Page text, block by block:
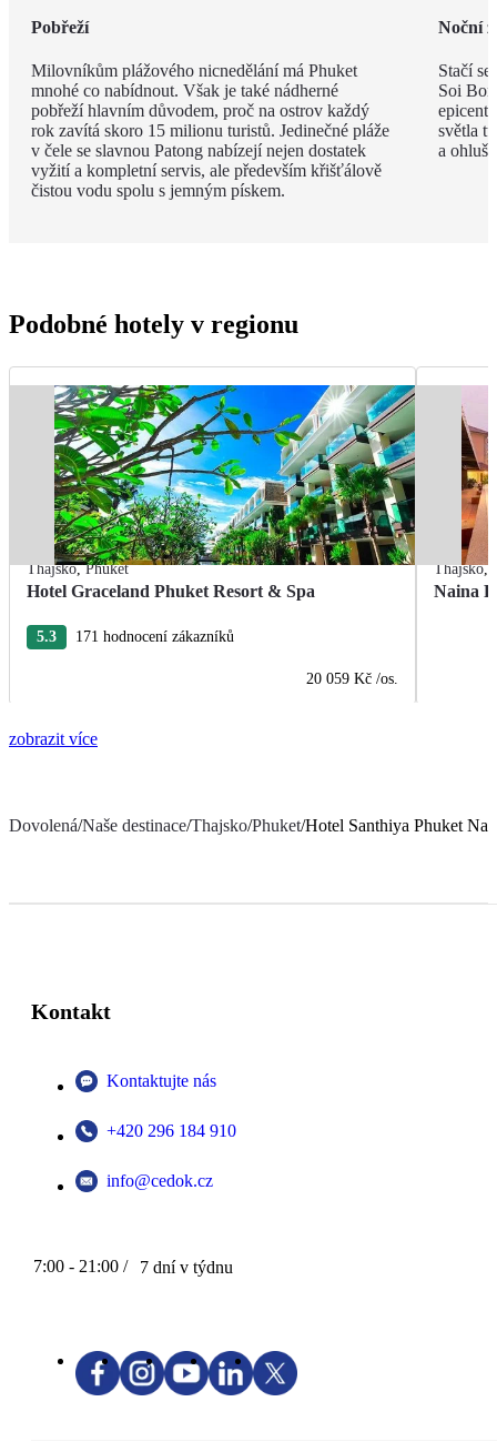
Pobřeží
Milovníkům plážového nicnedělání má Phuket
mnohé co nabídnout. Však je také nádherné
pobřeží hlavním důvodem, proč na ostrov každý
rok zavítá skoro 15 milionu turistů. Jedinečné pláže
v čele se slavnou Patong nabízejí nejen dostatek
vyžití a kompletní servis, ale především křišťálově
čistou vodu spolu s jemným pískem.
Noční
Stačí
Soi
světla
a
Podobné hotely v regionu
Thajsko,Phuket
Hotel Graceland Phuket Resort & Spa
5.3 171 hodnocení zákazníků
20 059 Kč /os.
Thajsko,
Naina
zobrazit více
Dovolená/Naše destinace/Thajsko/Phuket/Hotel Santhiya Phuket
Kontakt
Kontaktujte nás
+420 296 184 910
info@cedok.cz
7:00 - 21:00 / 7 dní v týdnu